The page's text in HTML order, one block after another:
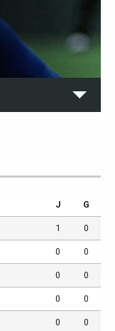
J G
1 0
0 0
0 0
0 0
0 0